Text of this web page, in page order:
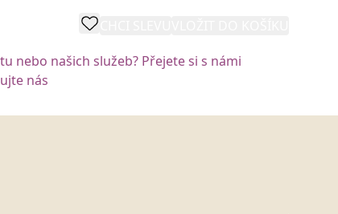
nebo našich služeb? Přejete si s námi
nás